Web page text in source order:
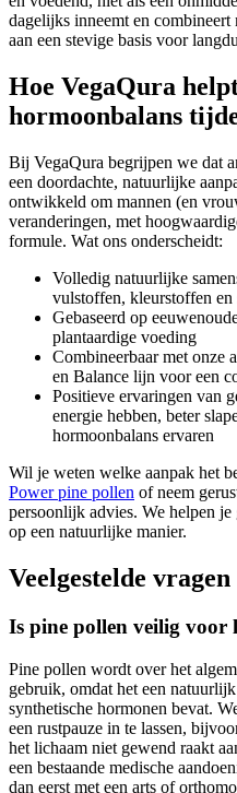
dagelijks inneemt en
aan een stevige basis voor
Hoe VegaQura
hormoonbalans
Bij VegaQura begrijpen we dat
een doordachte, natuurlijke
ontwikkeld om mannen (en
veranderingen, met
formule. Wat ons onderscheidt:
Volledig natuurlijke
vulstoffen, kleurstoffen en
Gebaseerd op
plantaardige voeding
Combineerbaar met onze
en Balance lijn voor een
Positieve ervaringen van
energie hebben, beter
hormoonbalans ervaren
Wil je weten welke aanpak het
Power pine pollen of neem
persoonlijk advies. We helpen
op een natuurlijke manier.
Veelgestelde vragen
Is pine pollen veilig
Pine pollen wordt over het
gebruik, omdat het een
synthetische hormonen bevat.
een rustpauze in te lassen,
het lichaam niet gewend raakt
een bestaande medische
dan eerst met een arts of